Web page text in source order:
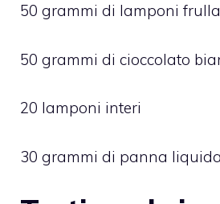
50 grammi di lamponi
50 grammi di cioccolato
20 lamponi interi
30 grammi di panna liquida